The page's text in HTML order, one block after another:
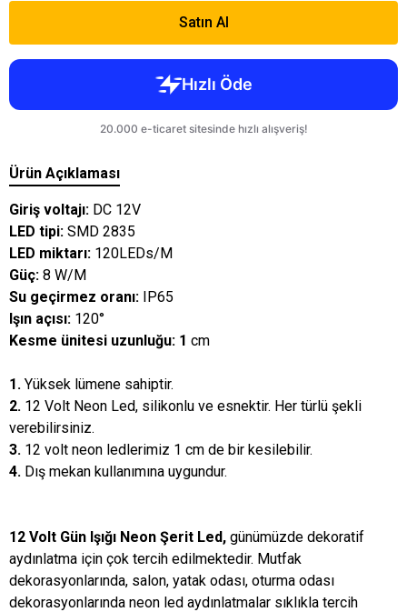
Satın Al
Ürün Açıklaması
Giriş voltajı: DC 12V
LED tipi: SMD 2835
LED miktarı: 120LEDs/M
Güç: 8 W/M
Su geçirmez oranı: IP65
Işın açısı: 120°
Kesme ünitesi uzunluğu: 1 cm
1. Yüksek lümene sahiptir.
2. 12 Volt Neon Led, silikonlu ve esnektir. Her türlü şekli
verebilirsiniz.
3. 12 volt neon ledlerimiz 1 cm de bir kesilebilir.
4. Dış mekan kullanımına uygundur.
12 Volt Gün Işığı Neon Şerit Led, günümüzde dekoratif
aydınlatma için çok tercih edilmektedir. Mutfak
dekorasyonlarında, salon, yatak odası, oturma odası
dekorasyonlarında neon led aydınlatmalar sıklıkla tercih